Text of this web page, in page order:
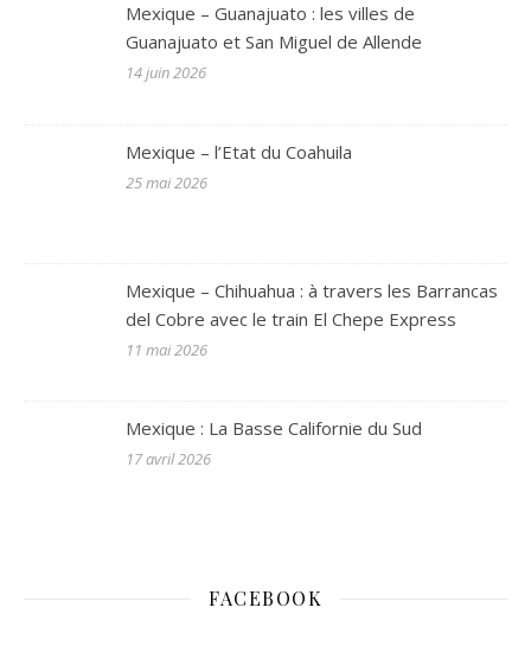
Mexique – Guanajuato : les villes de
Guanajuato et San Miguel de Allende
14 juin 2026
Mexique – l’Etat du Coahuila
25 mai 2026
Mexique – Chihuahua : à travers les Barrancas
del Cobre avec le train El Chepe Express
11 mai 2026
Mexique : La Basse Californie du Sud
17 avril 2026
FACEBOOK